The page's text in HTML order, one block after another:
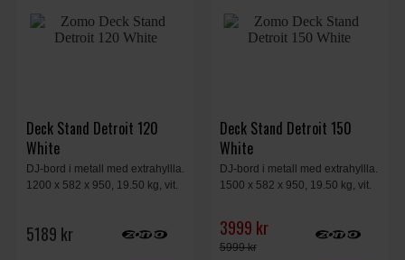
Deck Stand Detroit 120
White
DJ-bord i metall med extrahyllla.
1200 x 582 x 950, 19.50 kg, vit.
5189 kr
Deck Stand Detroit 150
White
DJ-bord i metall med extrahyllla.
1500 x 582 x 950, 19.50 kg, vit.
3999 kr
5999 kr